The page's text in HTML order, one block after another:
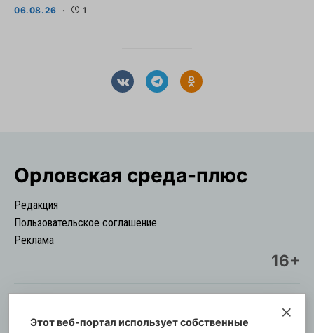
06.08.26 1
Орловская cреда-плюс
Редакция
Пользовательское соглашение
Реклама
16+
© Информационный городской портал
Этот веб-портал использует собственные